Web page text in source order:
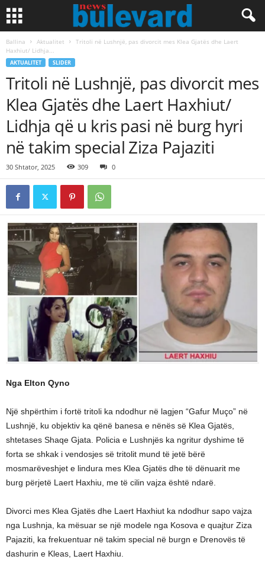
Ballina Aktualitet
Tritoli në Lushnjë, pas divorcit mes Klea Gjatës dhe Laert
Haxhiut/ Lidhja...
AKTUALITET SLIDER
Tritoli në Lushnjë, pas divorcit mes
Klea Gjatës dhe Laert Haxhiut/
Lidhja që u kris pasi në burg hyri
në takim special Ziza Pajaziti
30 Shtator, 2025 309 0
Nga Elton Qyno
Një shpërthim i fortë tritoli ka ndodhur në lagjen “Gafur Muço” në
Lushnjë, ku objektiv ka qënë banesa e nënës së Klea Gjatës,
shtetases Shaqe Gjata. Policia e Lushnjës ka ngritur dyshime të
forta se shkak i vendosjes së tritolit mund të jetë bërë
mosmarëveshjet e lindura mes Klea Gjatës dhe të dënuarit me
burg përjetë Laert Haxhiu, me të cilin vajza është ndarë.
Divorci mes Klea Gjatës dhe Laert Haxhiut ka ndodhur sapo vajza
nga Lushnja, ka mësuar se një modele nga Kosova e quajtur Ziza
Pajaziti, ka frekuentuar në takim special në burgn e Drenovës të
dashurin e Kleas, Laert Haxhiu.